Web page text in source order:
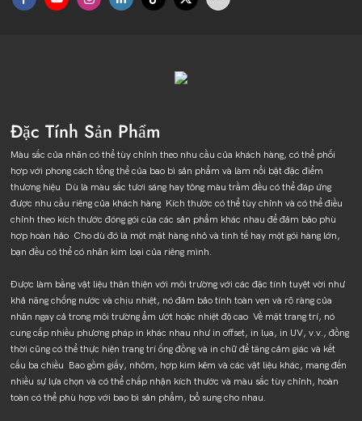
Đặc Tính Sản Phẩm
Màu sắc của nhãn có thể tùy chỉnh theo nhu cầu của khách hàng, có thể phối
hợp với phong cách tổng thể của bao bì sản phẩm và làm nổi bật đặc điểm
thương hiệu Dù là màu sắc tươi sáng hay tông màu trầm đều có thể đáp ứng
được nhu cầu riêng của khách hàng Kích thước có thể tùy chỉnh và có thể điều
chỉnh theo kích thước đóng gói của các sản phẩm khác nhau để đảm bảo phù
hợp hoàn hảo Cho dù đó là một mặt hàng nhỏ và tinh tế hay một gói hàng lớn,
bạn đều có thể có nhãn kim loại của riêng mình.
Được làm bằng vật liệu thân thiện với môi trường với các đặc tính tuyệt vời như
khả năng chống nước và chịu nhiệt, nó đảm bảo tính toàn vẹn và rõ ràng của
nhãn ngay cả trong môi trường ẩm ướt hoặc nhiệt độ cao Về mặt trang trí, nó
cung cấp nhiều phương pháp in khác nhau như in offset, in lụa, in UV, v.v., đồng
thời cũng có thể thực hiện trang trí ống đồng và in chữ để tăng cảm giác và kết
cấu ba chiều Bao gồm giấy, nhôm, hợp kim kẽm và các vật liệu khác, mang đến
nhiều sự lựa chọn và có thể chấp nhận kích thước và màu sắc tùy chỉnh, hoàn
toàn có thể phù hợp với bao bì sản phẩm, bổ sung cho nhau.